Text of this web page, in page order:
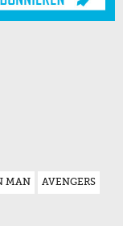
MAN AVENGERS